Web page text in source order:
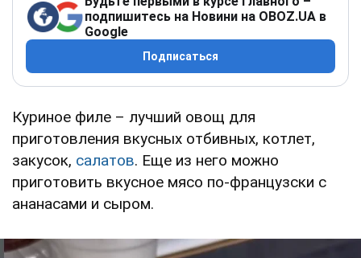
подпишитесь на Новини на OBOZ.UA в
Google
Подписаться
Куриное филе – лучший овощ для
приготовления вкусных отбивных, котлет,
закусок, салатов. Еще из него можно
приготовить вкусное мясо по-французски с
ананасами и сыром.